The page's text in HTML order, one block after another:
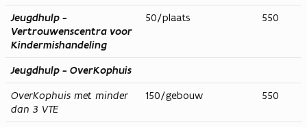
Jeugdhulp -
Vertrouwenscentra voor
Kindermishandeling
50/plaats 550
Jeugdhulp - OverKophuis
OverKophuis met minder
dan 3 VTE
150/gebouw 550